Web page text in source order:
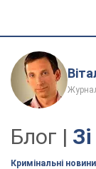
Блог |
Кримінальні новини